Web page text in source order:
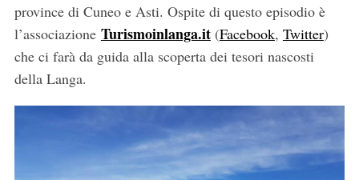
province di Cuneo e Asti. Ospite di questo episodio è
l’associazione Turismoinlanga.it(Facebook, Twitter)
che ci farà da guida alla scoperta dei tesori nascosti
della Langa.